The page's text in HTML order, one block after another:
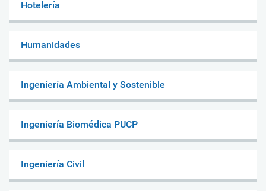
Hotelería
Humanidades
Ingeniería Ambiental y Sostenible
Ingeniería Biomédica PUCP
Ingeniería Civil